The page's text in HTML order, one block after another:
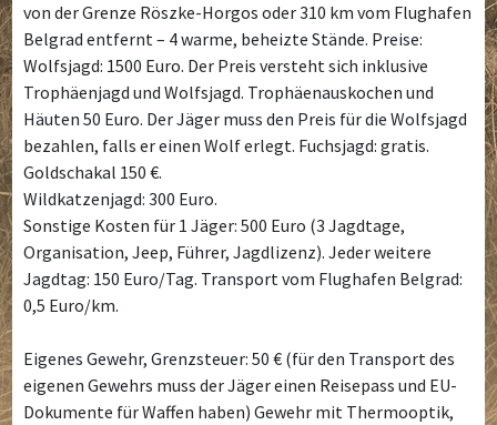
von der Grenze Röszke-Horgos oder 310 km vom Flughafen
Belgrad entfernt – 4 warme, beheizte Stände. Preise:
Wolfsjagd: 1500 Euro. Der Preis versteht sich inklusive
Trophäenjagd und Wolfsjagd. Trophäenauskochen und
Häuten 50 Euro. Der Jäger muss den Preis für die Wolfsjagd
bezahlen, falls er einen Wolf erlegt. Fuchsjagd: gratis.
Goldschakal 150 €.
Wildkatzenjagd: 300 Euro.
Sonstige Kosten für 1 Jäger: 500 Euro (3 Jagdtage,
Organisation, Jeep, Führer, Jagdlizenz). Jeder weitere
Jagdtag: 150 Euro/Tag. Transport vom Flughafen Belgrad:
0,5 Euro/km.
Eigenes Gewehr, Grenzsteuer: 50 € (für den Transport des
eigenen Gewehrs muss der Jäger einen Reisepass und EU-
Dokumente für Waffen haben) Gewehr mit Thermooptik,